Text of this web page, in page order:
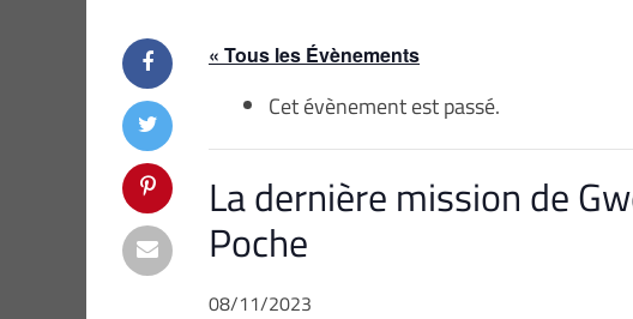
« Tous les Évènements
Cet évènement est passé.
La dernière mission de
Poche
08/11/2023